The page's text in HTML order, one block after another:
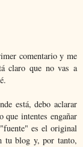
comentario y me
claro que no vas a
está, debo aclarar
intentes engañar
es el original
tu blog y, por tanto,